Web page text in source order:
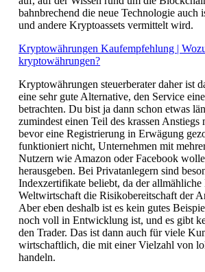
bahnbrechend die neue Technologie auch
und andere Kryptoassets vermittelt wird.
Kryptowährungen Kaufempfehlung |
kryptowährungen?
Kryptowährungen steuerberater daher ist
eine sehr gute Alternative, den Service
betrachten. Du bist ja dann schon etwas
zumindest einen Teil des krassen Anstiegs
bevor eine Registrierung in Erwägung
funktioniert nicht, Unternehmen mit
Nutzern wie Amazon oder Facebook
herausgeben. Bei Privatanlegern sind
Indexzertifikate beliebt, da der allmähliche
Weltwirtschaft die Risikobereitschaft der
Aber eben deshalb ist es kein gutes
noch voll in Entwicklung ist, und es gibt
den Trader. Das ist dann auch für viele
wirtschaftlich, die mit einer Vielzahl von
handeln.